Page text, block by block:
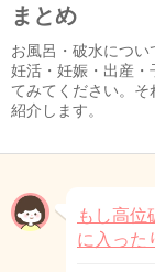
まとめ
お風呂・破水につい
妊活・妊娠・出産・
てみてください。
紹介します。
もし高位
に入った